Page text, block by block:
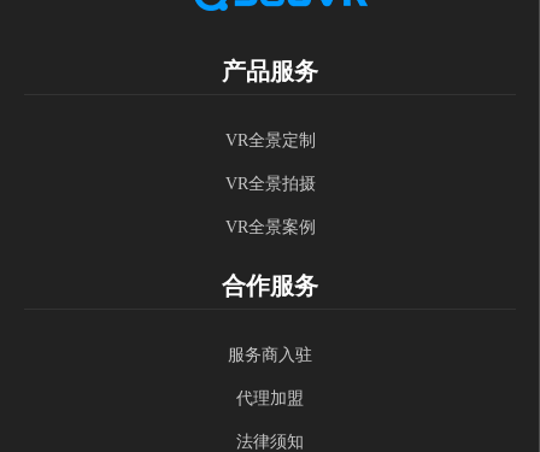
产品服务
VR全景定制
VR全景拍摄
VR全景案例
合作服务
服务商入驻
代理加盟
法律须知